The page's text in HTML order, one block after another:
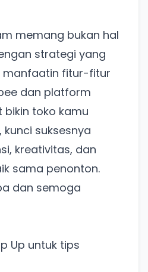
memang bukan hal
strategi yang
manfaatin fitur-fitur
dan platform
bikin toko kamu
kunci suksesnya
kreativitas, dan
sama penonton.
dan semoga
Up untuk tips